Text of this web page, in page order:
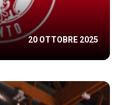
20 OTTOBRE 2025